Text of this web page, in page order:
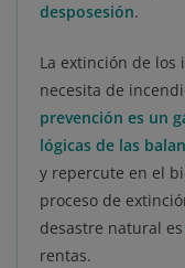
desposesión.
La extinción de los
necesita de
prevención es un
lógicas de las
y repercute en el
proceso de
desastre natural es
rentas.